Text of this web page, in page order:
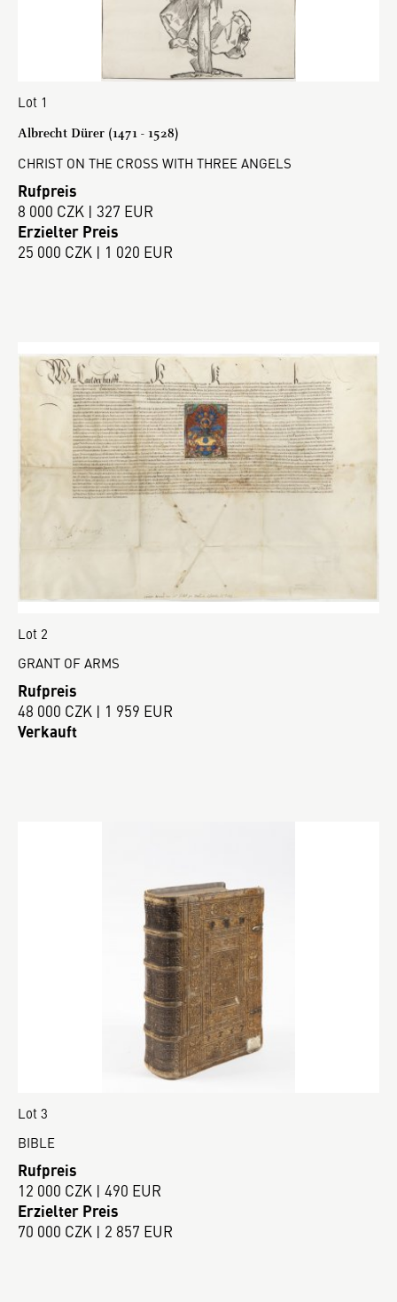
Lot 1
Albrecht Dürer (1471 - 1528)
CHRIST ON THE CROSS WITH THREE ANGELS
Rufpreis
8 000 CZK | 327 EUR
Erzielter Preis
25 000 CZK | 1 020 EUR
Lot 2
GRANT OF ARMS
Rufpreis
48 000 CZK | 1 959 EUR
Verkauft
Lot 3
BIBLE
Rufpreis
12 000 CZK | 490 EUR
Erzielter Preis
70 000 CZK | 2 857 EUR